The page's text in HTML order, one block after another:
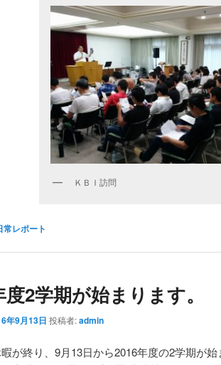
ＫＢＩ訪問
常レポート
2学期が始まります。
年9月13日 投稿者:admin
が終り、9月13日から2016年度の2学期が